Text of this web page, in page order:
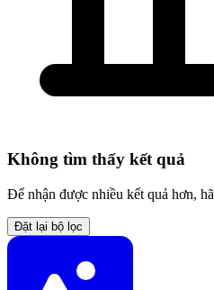
Không tìm thấy kết quả
Để nhận được nhiều kết quả hơn,
Đặt lại bộ lọc